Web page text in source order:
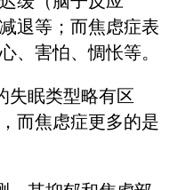
退等；而焦虑症表
、害怕、惆怅等。
失眠类型略有区
而焦虑症更多的是